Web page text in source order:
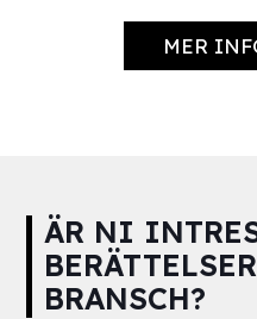
MER
ÄR NI
BRANSCH?